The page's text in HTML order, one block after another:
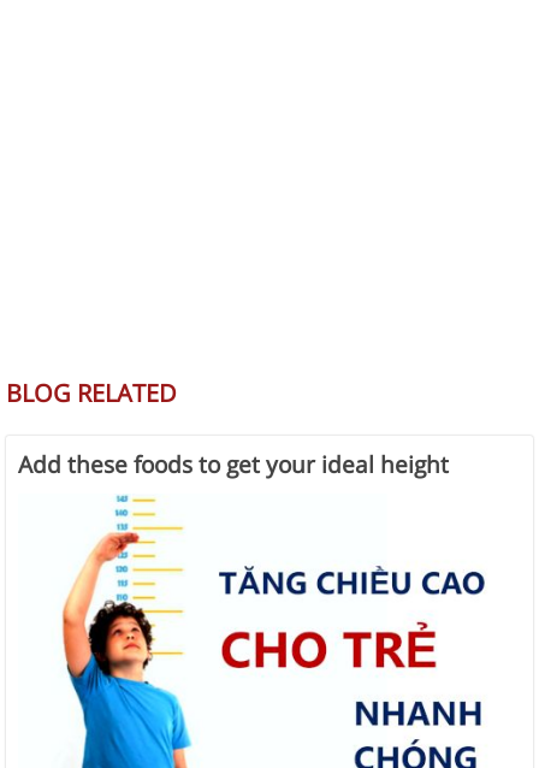
BLOG RELATED
Add these foods to get your ideal height